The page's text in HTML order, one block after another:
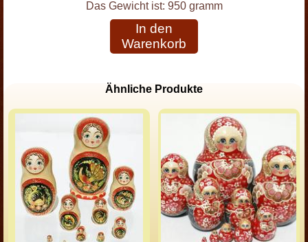
Das Gewicht ist: 950 gramm
In den
Warenkorb
Ähnliche Produkte